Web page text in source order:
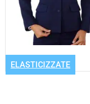
ELASTICIZZATE